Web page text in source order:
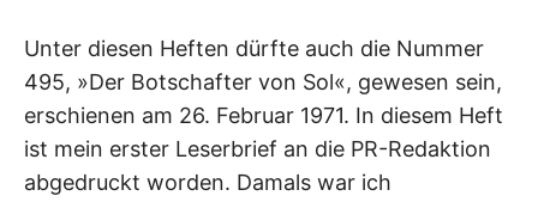
Unter diesen Heften dürfte auch die Nummer
495, »Der Botschafter von Sol«, gewesen sein,
erschienen am 26. Februar 1971. In diesem Heft
ist mein erster Leserbrief an die PR-Redaktion
abgedruckt worden. Damals war ich